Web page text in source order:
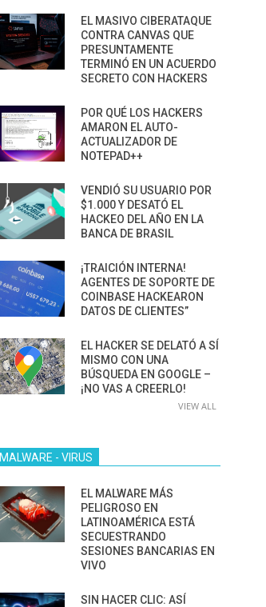
EL MASIVO CIBERATAQUE
CONTRA CANVAS QUE
PRESUNTAMENTE
TERMINÓ EN UN ACUERDO
SECRETO CON HACKERS
POR QUÉ LOS HACKERS
AMARON EL AUTO-
ACTUALIZADOR DE
NOTEPAD++
VENDIÓ SU USUARIO POR
$1.000 Y DESATÓ EL
HACKEO DEL AÑO EN LA
BANCA DE BRASIL
¡TRAICIÓN INTERNA!
AGENTES DE SOPORTE DE
COINBASE HACKEARON
DATOS DE CLIENTES”
EL HACKER SE DELATÓ A SÍ
MISMO CON UNA
BÚSQUEDA EN GOOGLE –
¡NO VAS A CREERLO!
VIEW ALL
MALWARE - VIRUS
EL MALWARE MÁS
PELIGROSO EN
LATINOAMÉRICA ESTÁ
SECUESTRANDO
SESIONES BANCARIAS EN
VIVO
SIN HACER CLIC: ASÍ